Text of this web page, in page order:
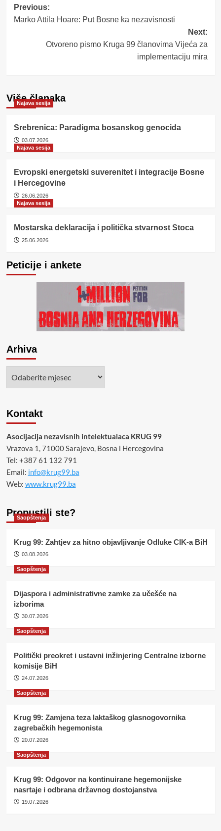
Post
navigation
Previous:
Marko Attila Hoare: Put Bosne ka nezavisnosti
Next:
Otvoreno pismo Kruga 99 članovima Vijeća za
implementaciju mira
Više članaka
Najava sesija
Srebrenica: Paradigma bosanskog genocida
03.07.2026
Najava sesija
Evropski energetski suverenitet i integracije Bosne
i Hercegovine
26.06.2026
Najava sesija
Mostarska deklaracija i politička stvarnost Stoca
25.06.2026
Peticije i ankete
Arhiva
Kontakt
Asocijacija nezavisnih intelektualaca KRUG 99
Vrazova 1, 71000 Sarajevo, Bosna i Hercegovina
Tel: +387 61 132 791
Email: info@krug99.ba
Web: www.krug99.ba
Propustili ste?
Saopštenja
Krug 99: Zahtjev za hitno objavljivanje Odluke CIK-a BiH
03.08.2026
Saopštenja
Dijaspora i administrativne zamke za učešće na
izborima
30.07.2026
Saopštenja
Politički preokret i ustavni inžinjering Centralne izborne
komisije BiH
24.07.2026
Saopštenja
Krug 99: Zamjena teza laktaškog glasnogovornika
zagrebačkih hegemonista
20.07.2026
Saopštenja
Krug 99: Odgovor na kontinuirane hegemonijske
nasrtaje i odbrana državnog dostojanstva
19.07.2026